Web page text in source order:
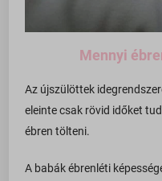
Mennyi
Az újszülöttek
eleinte csak rövid időket
ébren tölteni.
A babák ébrenléti